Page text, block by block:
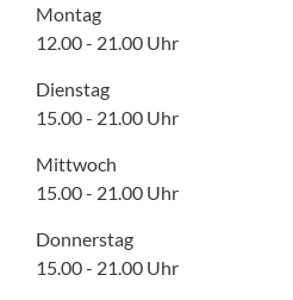
Montag
12.00 - 21.00 Uhr
Dienstag
15.00 - 21.00 Uhr
Mittwoch
15.00 - 21.00 Uhr
Donnerstag
15.00 - 21.00 Uhr